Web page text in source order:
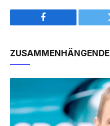
Facebook
ZUSAMMENHÄNGENDE